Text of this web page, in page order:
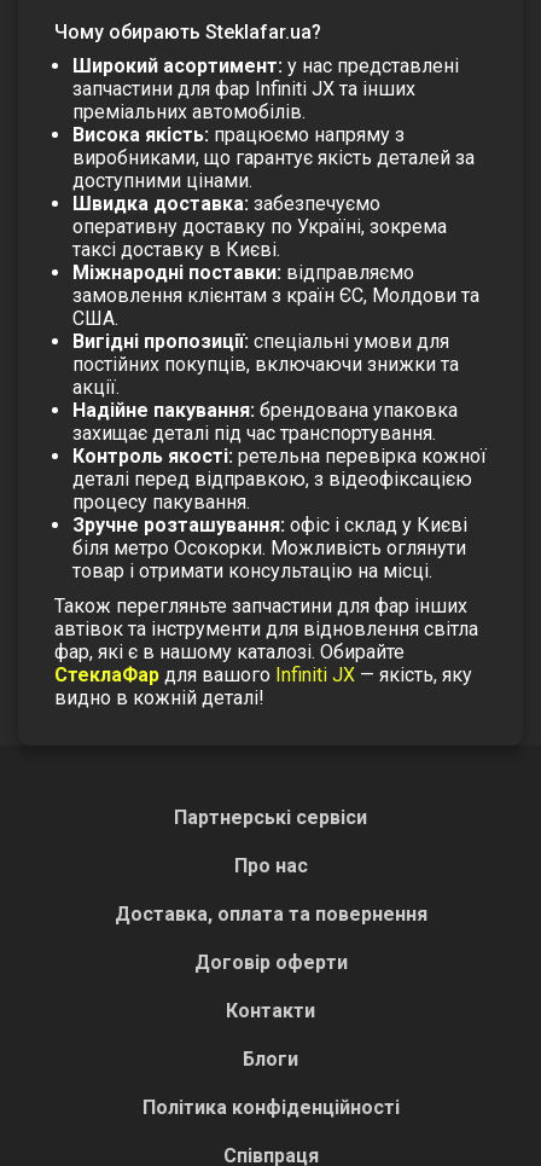
Чому обирають Steklafar.ua?
Широкий асортимент: у нас представлені
запчастини для фар Infiniti JX та інших
преміальних автомобілів.
Висока якість: працюємо напряму з
виробниками, що гарантує якість деталей за
доступними цінами.
Швидка доставка: забезпечуємо
оперативну доставку по Україні, зокрема
таксі доставку в Києві.
Міжнародні поставки: відправляємо
замовлення клієнтам з країн ЄС, Молдови та
США.
Вигідні пропозиції: спеціальні умови для
постійних покупців, включаючи знижки та
акції.
Надійне пакування: брендована упаковка
захищає деталі під час транспортування.
Контроль якості: ретельна перевірка кожної
деталі перед відправкою, з відеофіксацією
процесу пакування.
Зручне розташування: офіс і склад у Києві
біля метро Осокорки. Можливість оглянути
товар і отримати консультацію на місці.
Також перегляньте запчастини для фар інших
автівок та інструменти для відновлення світла
фар, які є в нашому каталозі. Обирайте
СтеклаФар для вашого Infiniti JX — якість, яку
видно в кожній деталі!
Партнерські сервіси
Про нас
Доставка, оплата та повернення
Договір оферти
Контакти
Блоги
Політика конфіденційності
Співпраця